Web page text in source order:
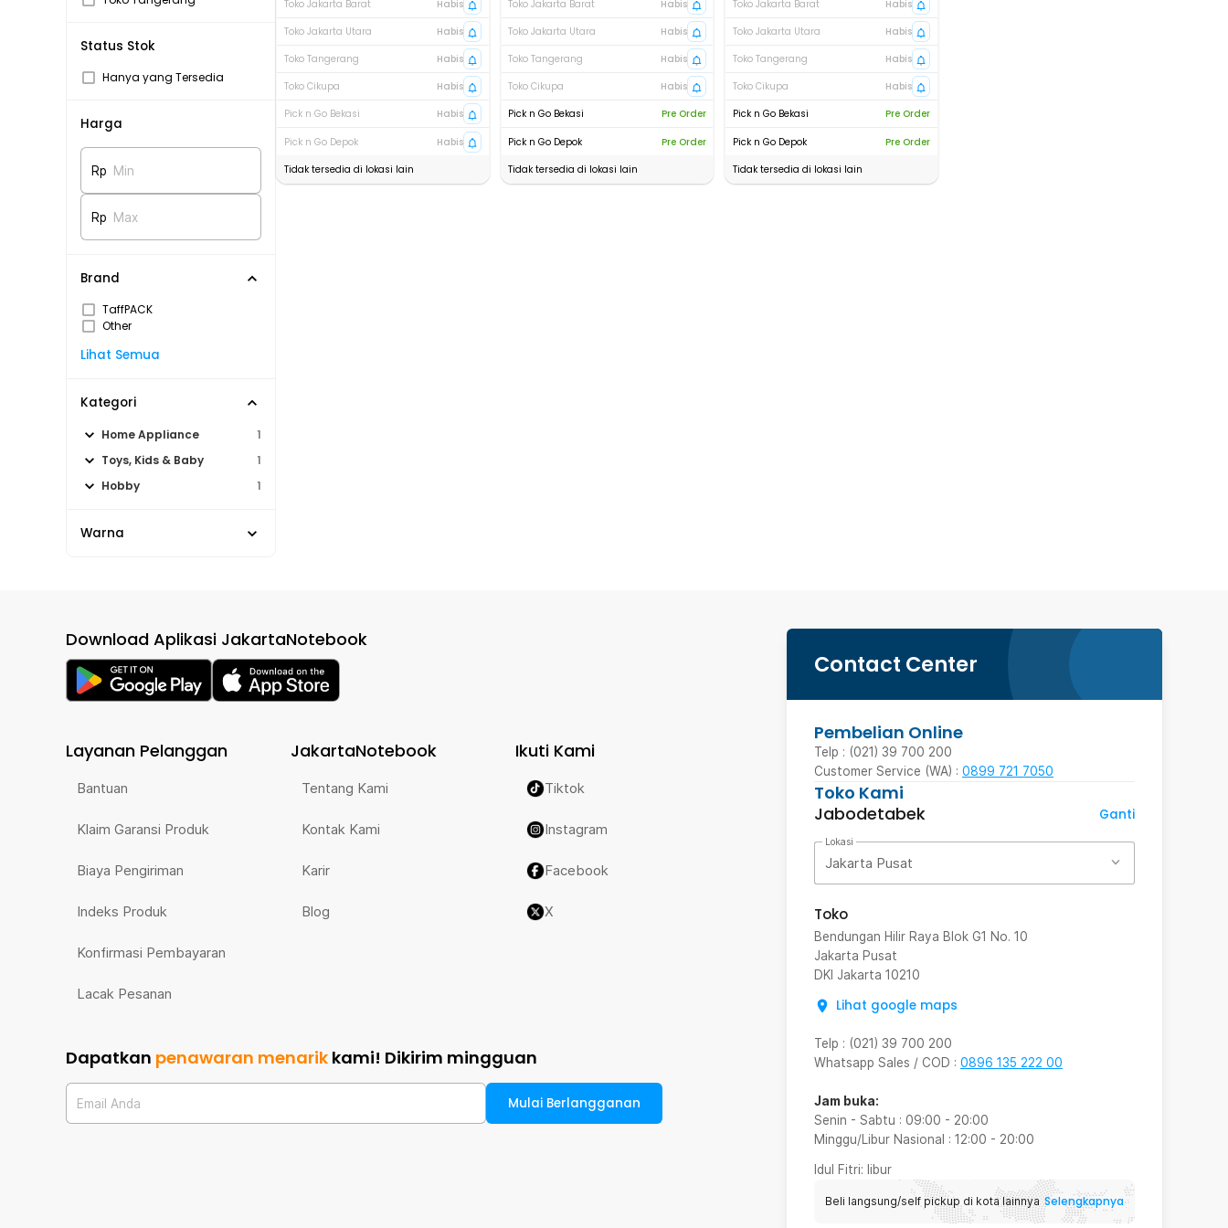
Status Stok
Hanya yang Tersedia
Harga
Rp Min
Rp Max
Brand
TaffPACK
Other
Lihat Semua
Kategori
Home Appliance
1
Toys, Kids & Baby
1
Hobby
1
Warna
Toko Jakarta Barat
Habis
Toko Jakarta Utara
Habis
Toko Tangerang
Habis
Toko Cikupa
Habis
Pick n Go Bekasi
Habis
Pick n Go Depok
Habis
Tidak tersedia di lokasi lain
Toko Jakarta Barat
Habis
Toko Jakarta Utara
Habis
Toko Tangerang
Habis
Toko Cikupa
Habis
Pick n Go Bekasi
Pre Order
Pick n Go Depok
Pre Order
Tidak tersedia di lokasi lain
Toko Jakarta Barat
Habis
Toko Jakarta Utara
Habis
Toko Tangerang
Habis
Toko Cikupa
Habis
Pick n Go Bekasi
Pre Order
Pick n Go Depok
Pre Order
Tidak tersedia di lokasi lain
Contact Center
Pembelian Online
Telp : (021) 39 700 200
Customer Service (WA) : 0899 721 7050
Toko Kami
Jabodetabek
Ganti
Lokasi
Jakarta Pusat
Toko
Bendungan Hilir Raya Blok G1 No. 10
Jakarta Pusat
DKI Jakarta 10210
Lihat google maps
Telp : (021) 39 700 200
Whatsapp Sales / COD : 0896 135 222 00
Jam buka:
Senin - Sabtu : 09:00 - 20:00
Minggu/Libur Nasional : 12:00 - 20:00
Idul Fitri: libur
Beli langsung/self pickup di kota lainnya Selengkapnya
Download Aplikasi JakartaNotebook
Layanan Pelanggan
Bantuan
Klaim Garansi Produk
Biaya Pengiriman
Indeks Produk
Konfirmasi Pembayaran
Lacak Pesanan
JakartaNotebook
Tentang Kami
Kontak Kami
Karir
Blog
Ikuti Kami
Tiktok
Instagram
Facebook
X
Dapatkan penawaran menarik kami! Dikirim mingguan
Email Anda Mulai Berlangganan